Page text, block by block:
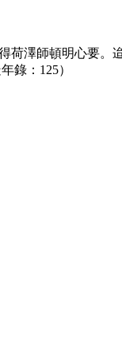
荷澤師頓明心要。
錄：125）